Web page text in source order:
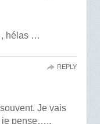
, hélas …
Je vais
je pense…..
REPLY